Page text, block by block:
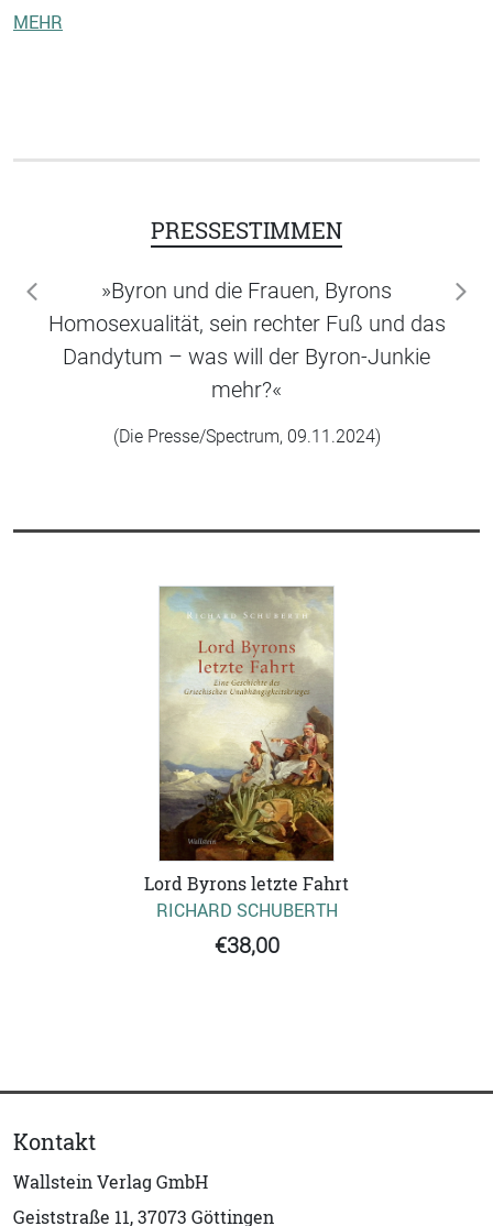
MEHR
PRESSESTIMMEN
»Byron und die Frauen, Byrons
Homosexualität, sein rechter Fuß und das
Dandytum – was will der Byron-Junkie
mehr?«
(Die Presse/Spectrum, 09.11.2024)
zurück
Lord Byrons letzte Fahrt
RICHARD SCHUBERTH
€38,00
Kontakt
Wallstein Verlag GmbH
Geiststraße 11, 37073 Göttingen